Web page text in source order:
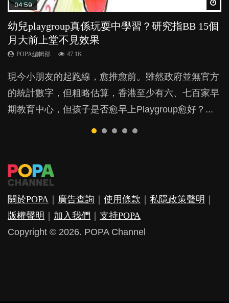
04:59
幼兒playgroup真係玩耍中學習？研究指BB 15個
月大前上堂不見效果
POPA編輯部 47.1K
現今小朋友的起跑線，愈推愈前。雖然政府並無官方
的統計數字，但粗略估算，香港至少有六、七百家早
期教育中心，但孩子是否愈早上Playgroup愈好？...
03:39
幼稚園遊戲課 如何刺激幼兒自發學習取代獎勵
與懲罰？
POPA編輯部 33.1K
由美國學者所創的 tools of the mind 課程，學生以遊
戲方式學習，學術能力和自制能力亦明顯比其他小朋
友優勝，到底這課程有何特別之處？...
04:06
全職好？在職好？｜全職媽媽與在職媽媽的壓
力與價值
POPA編輯部 25.8K
許多媽媽心底可能都有一刻掙扎過：究竟全職好，還
是在職好。雖說每個家庭都有自己的獨特狀況和考慮
因素，但原來全職和在職媽媽所養育的子女其實都各
03:02
老公患產後憂鬱症對BB的影響
POPA編輯部 15.9K
鬱，影響日常生活，嚴重的甚至會有自殺，或傷害小
朋友的念頭。但為何爸爸患上產後抑鬱往往難以察
覺？...
04:18
凡事以BB為中心，就係好爸媽？｜別忽視父母
的身心虛耗
POPA編輯部 31.5K
父母日夜無間、身心俱疲地照顧BB，如何做到正向
教養？部份父母更會為了小朋友放棄自己的嗜好、減
少出席朋友聚會等等，你以為會換來美好的親子關
係，有助小朋友成長，但原來父母身心虛耗對孩子的
關於POPA ｜ 廣告查詢 ｜ 使用條款 ｜ 私隱政策聲明 ｜
版權聲明 ｜ 加入我們 ｜ 支持POPA
Copyright © 2026. POPA Channel